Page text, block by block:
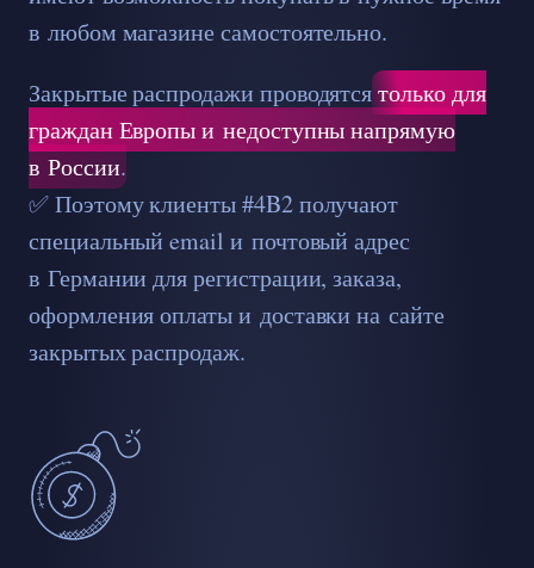
в любом магазине самостоятельно.
Закрытые распродажи проводятсятолько для
граждан Европы и недоступны напрямую
в России.
✅ Поэтому клиенты #4B2 получают
специальный email и почтовый адрес
в Германии для регистрации, заказа,
оформления оплаты и доставки на сайте
закрытых распродаж.